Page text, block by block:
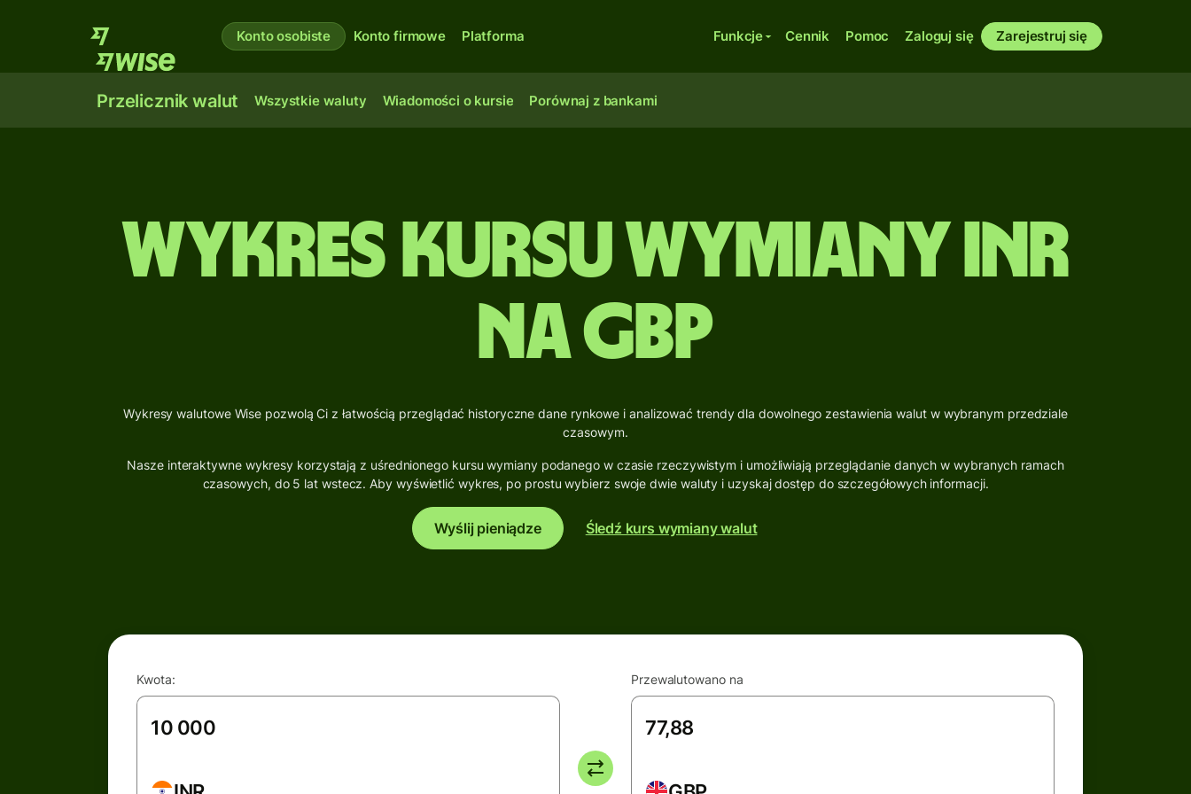
Konto osobiste Konto firmowe Platforma Funkcje Cennik Pomoc Zaloguj się Zarejestruj się
Przelicznik walut Wszystkie waluty Wiadomości o kursie Porównaj z bankami
Wykres kursu wymiany INR
na GBP
Wykresy walutowe Wise pozwolą Ci z łatwością przeglądać historyczne dane rynkowe i analizować trendy dla dowolnego zestawienia walut w wybranym przedziale
czasowym.
Nasze interaktywne wykresy korzystają z uśrednionego kursu wymiany podanego w czasie rzeczywistym i umożliwiają przeglądanie danych w wybranych ramach
czasowych, do 5 lat wstecz. Aby wyświetlić wykres, po prostu wybierz swoje dwie waluty i uzyskaj dostęp do szczegółowych informacji.
Wyślij pieniądze Śledź kurs wymiany walut
Kwota: Przewalutowano na